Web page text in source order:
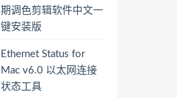
期调色剪辑软件中文一
键安装版
Ethernet Status for
Mac v6.0 以太网连接
状态工具